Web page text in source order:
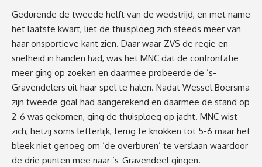
Gedurende de tweede helft van de wedstrijd, en met name
het laatste kwart, liet de thuisploeg zich steeds meer van
haar onsportieve kant zien. Daar waar ZVS de regie en
snelheid in handen had, was het MNC dat de confrontatie
meer ging op zoeken en daarmee probeerde de ’s-
Gravendelers uit haar spel te halen. Nadat Wessel Boersma
zijn tweede goal had aangerekend en daarmee de stand op
2-6 was gekomen, ging de thuisploeg op jacht. MNC wist
zich, hetzij soms letterlijk, terug te knokken tot 5-6 maar het
bleek niet genoeg om ‘de overburen’ te verslaan waardoor
de drie punten mee naar ’s-Gravendeel gingen.